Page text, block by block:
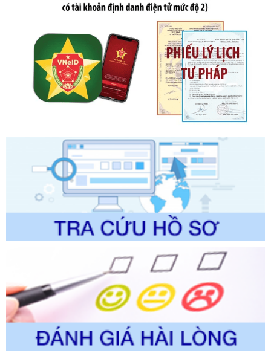
Số kí hiệu:2303/QĐ-UBND
Tên: Quyết định công bố Danh mục thủ tục hành chính mới
ban hành, được sửa đổi, bổ sung, bị bãi bỏ và phê duyệt
Quy trình nội bộ, quy trình điện tử giải quyết thủ tục hành
chính trong một số lĩnh vực thuộc phạm vi chức năng quản
lý của Sở Văn hóa, Thể tha
Ngày ban hành: 01/06/2026
Số kí hiệu:2304/QĐ-UBND
Tên: Quyết định công bố Danh mục thủ tục hành chính
trình điện tử giải quyết thủ tục hành chính trong lĩnh vực Du
lịch thuộc phạm vi chức năng quản lý của Sở Văn hóa, Thể
thao và Du lịch
Ngày ban hành: 01/06/2026
Số kí hiệu:2310/QĐ-UBND
Tên: Về việc công bố Danh mục thủ tục hành chính sửa
đổi, bổ sung và phê duyệt Quy trình nội bộ, quy trình điện tử
trong giải quyết thủtục hành chính lĩnh vực biến đổi khí hậu
thuộc phạm vi giải quyết của Sở Nông nghiệp và Môi
Ngày ban hành: 01/06/2026
Số kí hiệu:2300/QĐ-UBND
Tên: V/v công bố danh mục thủ tục hành chính được sửa
đổi, bổ sung và phê duyệt quy trình nội bộ, quy trình điện tử
giải quyết thủ tục hành chính trong lĩnh vực Luật sư thuộc
phạm vi chức năng quản lý của Sở Tư pháp